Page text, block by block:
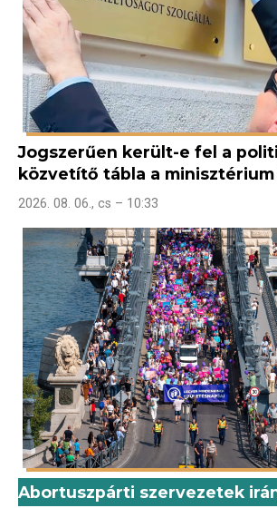
Jogszerűen került-e fel a
közvetítő tábla a minisztérium
2026. 08. 06., cs – 10:33
Abortuszpárti szervezetek